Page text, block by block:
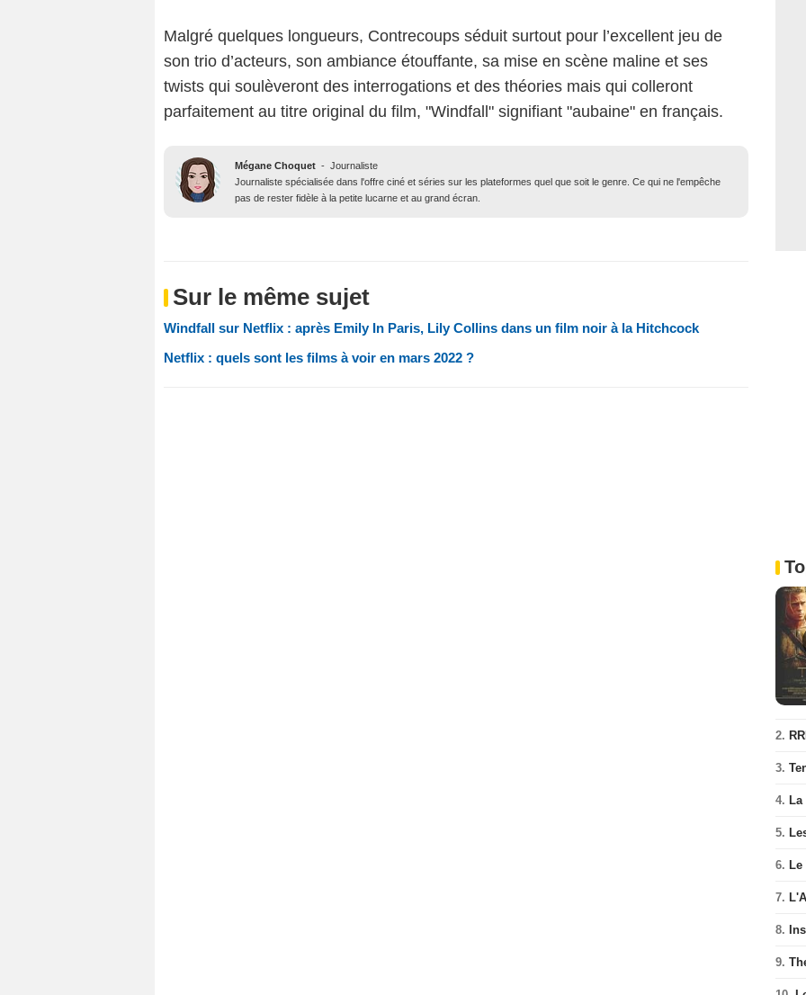
Malgré quelques longueurs, Contrecoups séduit surtout pour l’excellent jeu de
son trio d’acteurs, son ambiance étouffante, sa mise en scène maline et ses
twists qui soulèveront des interrogations et des théories mais qui colleront
parfaitement au titre original du film, "Windfall" signifiant "aubaine" en français.
Mégane Choquet - Journaliste
Journaliste spécialisée dans l'offre ciné et séries sur les plateformes quel que soit le genre. Ce qui ne l'empêche
pas de rester fidèle à la petite lucarne et au grand écran.
Sur le même sujet
Windfall sur Netflix : après Emily In Paris, Lily Collins dans un film noir à la Hitchcock
Netflix : quels sont les films à voir en mars 2022 ?
2.
3.
4.
5.
6.
7.
8.
9.